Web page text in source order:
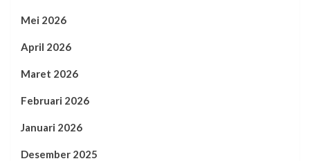
Mei 2026
April 2026
Maret 2026
Februari 2026
Januari 2026
Desember 2025